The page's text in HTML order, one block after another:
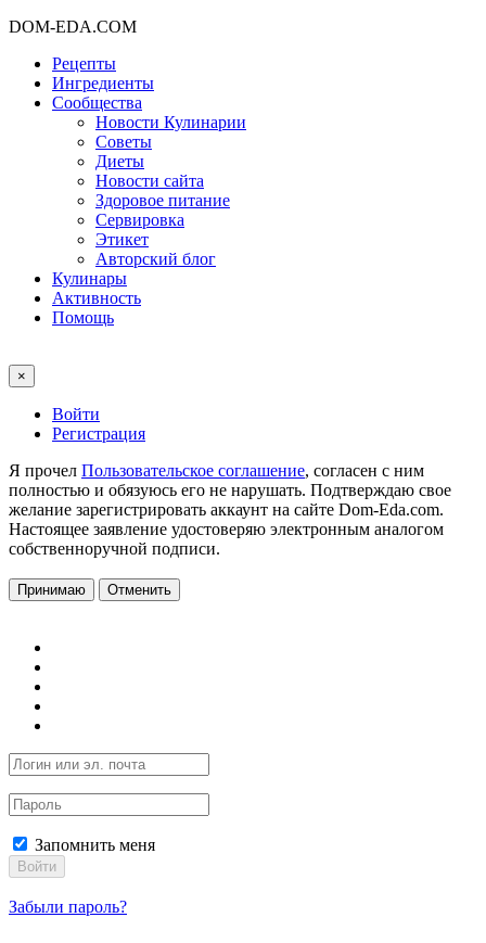
DOM-EDA.COM
Рецепты
Ингредиенты
Сообщества
Новости Кулинарии
Советы
Диеты
Новости сайта
Здоровое питание
Сервировка
Этикет
Авторский блог
Кулинары
Активность
Помощь
×
Войти
Регистрация
Я прочел Пользовательское соглашение, согласен с ним
полностью и обязуюсь его не нарушать. Подтверждаю свое
желание зарегистрировать аккаунт на сайте Dom-Eda.com.
Настоящее заявление удостоверяю электронным аналогом
собственноручной подписи.
Принимаю Отменить
Запомнить меня
Войти
Забыли пароль?